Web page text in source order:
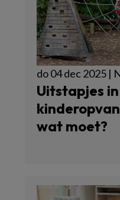
do 04 dec 2025 |
Uitstapjes
wat moet?